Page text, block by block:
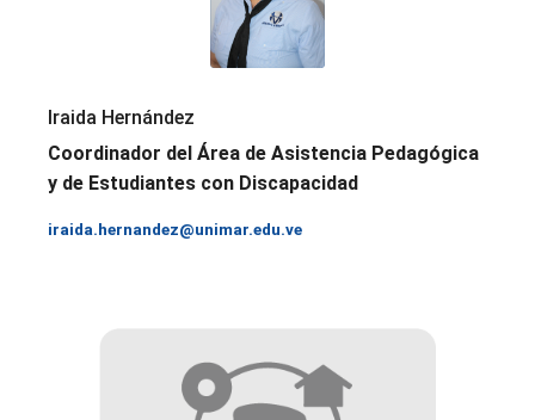
Iraida Hernández
Coordinador del Área de Asistencia Pedagógica
y de Estudiantes con Discapacidad
iraida.hernandez@unimar.edu.ve